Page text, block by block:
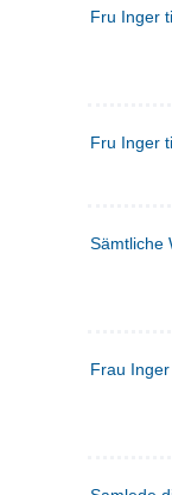
Fru Inger
Fru Inger
Sämtliche
Frau Inger